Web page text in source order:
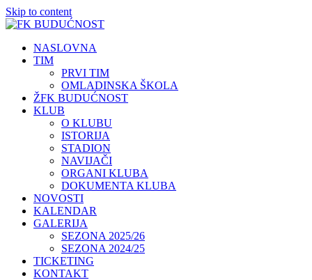
Skip to content
NASLOVNA
TIM
PRVI TIM
OMLADINSKA ŠKOLA
ŽFK BUDUĆNOST
KLUB
O KLUBU
ISTORIJA
STADION
NAVIJAČI
ORGANI KLUBA
DOKUMENTA KLUBA
NOVOSTI
KALENDAR
GALERIJA
SEZONA 2025/26
SEZONA 2024/25
TICKETING
KONTAKT